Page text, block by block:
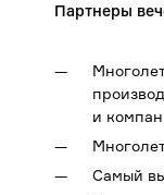
Партнеры
и
Самый